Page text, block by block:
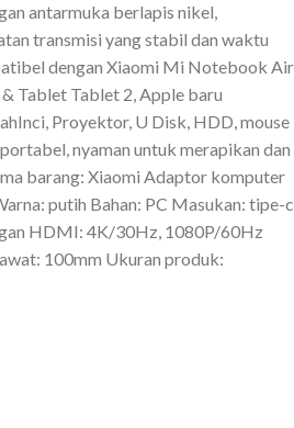
antarmuka berlapis nikel,
transmisi yang stabil dan waktu
dengan Xiaomi Mi Notebook Air
Tablet Tablet 2, Apple baru
Proyektor, U Disk, HDD, mouse
nyaman untuk merapikan dan
barang: Xiaomi Adaptor komputer
putih Bahan: PC Masukan: tipe-c
HDMI: 4K/30Hz, 1080P/60Hz
100mm Ukuran produk: